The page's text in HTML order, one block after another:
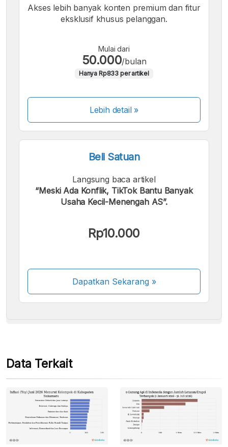
Akses lebih banyak konten premium dan fitur
eksklusif khusus pelanggan.
Mulai dari
50.000/bulan
Hanya Rp833 per artikel
Lebih detail »
Beli Satuan
Langsung baca artikel
“Meski Ada Konflik, TikTok Bantu Banyak
Usaha Kecil-Menengah AS”.
Rp10.000
Dapatkan Sekarang»
Beberapa metode pembayaran masih dalam
Data Terkait